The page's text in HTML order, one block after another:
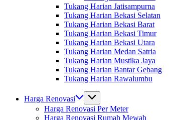
Tukang Harian Jatisampurna
Tukang Harian Bekasi Selatan
Tukang Harian Bekasi Barat
Tukang Harian Bekasi Timur
Tukang Harian Bekasi Utara
Tukang Harian Medan Satria
Tukang Harian Mustika Jaya
Tukang Harian Bantar Gebang
Tukang Harian Rawalumbu
Harga Renovasi
Harga Renovasi Per Meter
Harga Renovasi Rumah Mewah